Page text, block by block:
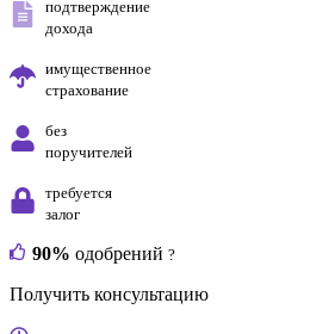
подтверждение
дохода
имущественное
страхование
без
поручителей
требуется
залог
90% одобрений ?
Получить консультацию